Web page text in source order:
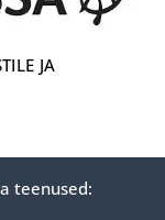
JA
teenused: